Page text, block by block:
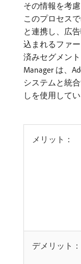
その情報を考
このプロセス
と連携し、広
込まれるファ
済みセグメン
Manager は、
システムと統
しを使用してい
メリット：
デメリット：